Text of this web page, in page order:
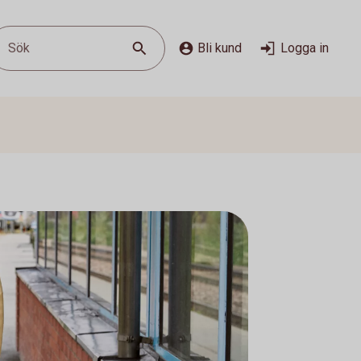
Sök Bli kund Logga in